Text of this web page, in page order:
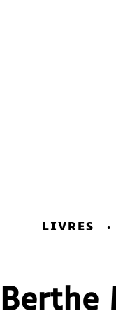
LIVRES
Berthe